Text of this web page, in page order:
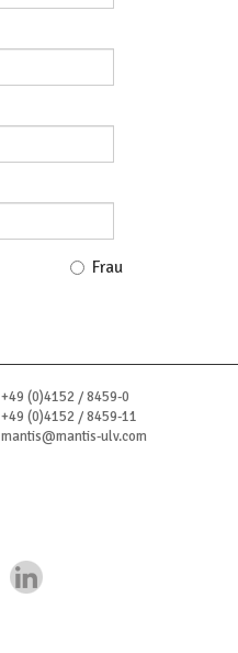
Frau
+49 (0)4152 / 8459-0
+49 (0)4152 / 8459-11
mantis@mantis-ulv.com